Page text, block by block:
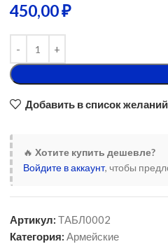
450,00₽
Добавить в список желаний
🔥 Хотите купить дешевле?
Войдите в аккаунт, чтобы
Артикул: ТАБЛ0002
Категория: Армейские